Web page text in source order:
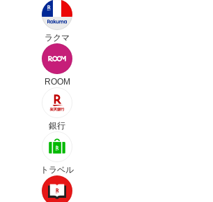
ラクマ
ROOM
銀行
トラベル